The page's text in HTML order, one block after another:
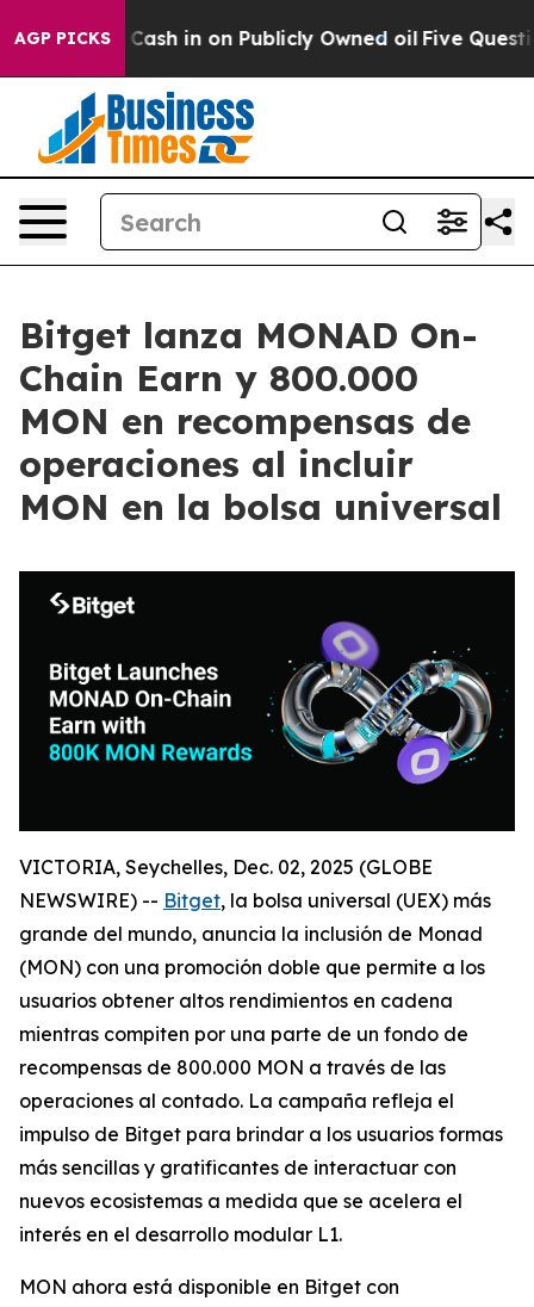
AGP PICKS
to Cash in on Publicly Owned oil Five Questions
Bitget lanza MONAD On-
Chain Earn y 800.000
MON en recompensas de
operaciones al incluir
MON en la bolsa universal
VICTORIA, Seychelles, Dec. 02, 2025 (GLOBE
NEWSWIRE) -- Bitget, la bolsa universal (UEX) más
grande del mundo, anuncia la inclusión de Monad
(MON) con una promoción doble que permite a los
usuarios obtener altos rendimientos en cadena
mientras compiten por una parte de un fondo de
recompensas de 800.000 MON a través de las
operaciones al contado. La campaña refleja el
impulso de Bitget para brindar a los usuarios formas
más sencillas y gratificantes de interactuar con
nuevos ecosistemas a medida que se acelera el
interés en el desarrollo modular L1.
MON ahora está disponible en Bitget con